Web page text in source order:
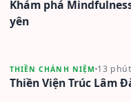
Khám phá
yên
THIỀN CHÁNH NIỆM 13
Thiền Viện Trúc Lâm